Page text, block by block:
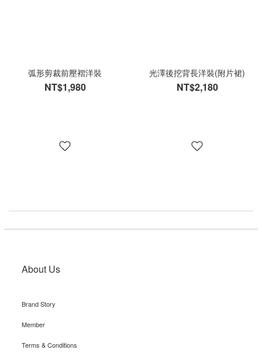
弧形剪裁前壓褶洋裝
NT$1,980
光澤後挖背長洋裝(附片裙)
NT$2,180
About Us
Brand Story
Member
Terms & Conditions